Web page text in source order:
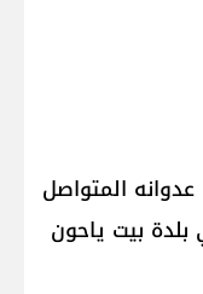
المتواصل
​بيت ياحون​